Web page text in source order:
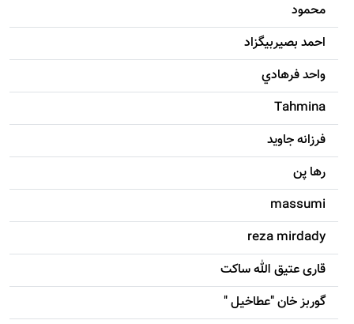
محمود
احمد بصيربيگزاد
واحد فرهادي
Tahmina
فرزانه جاويد
رها پن
massumi
reza mirdady
قاری عتیق الله ساکت
گوربز خان "عطاخیل "